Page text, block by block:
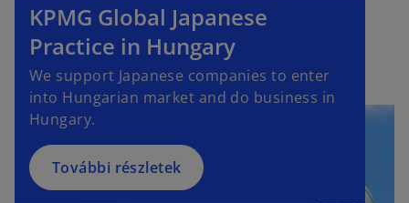
KPMG Global Japanese
Practice in Hungary
We support Japanese companies to enter
into Hungarian market and do business in
Hungary.
További részletek